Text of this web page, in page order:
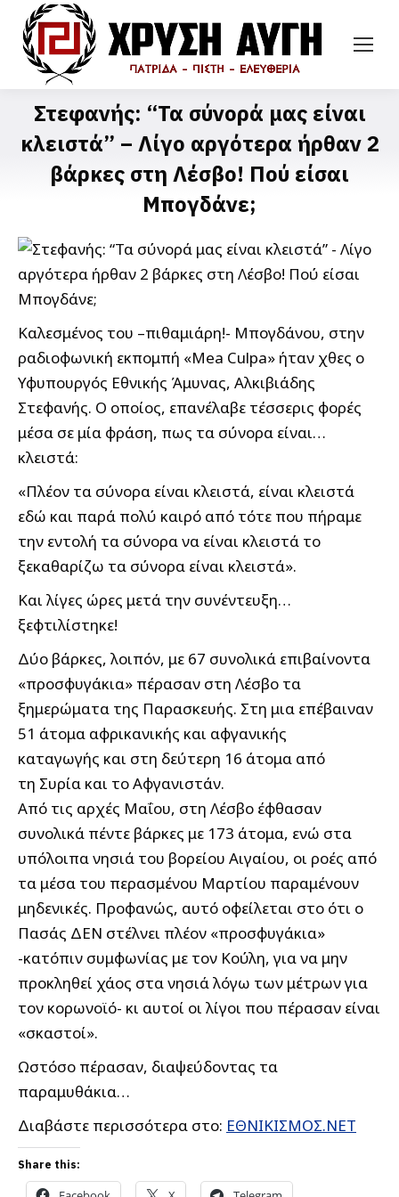
Στεφανής: “Τα σύνορά μας είναι
κλειστά” – Λίγο αργότερα ήρθαν 2
βάρκες στη Λέσβο! Πού είσαι
Μπογδάνε;
Καλεσμένος του –πιθαμιάρη!- Μπογδάνου, στην
ραδιοφωνική εκπομπή «Mea Culpa» ήταν χθες ο
Υφυπουργός Εθνικής Άμυνας, Αλκιβιάδης
Στεφανής. Ο οποίος, επανέλαβε τέσσερις φορές
μέσα σε μία φράση, πως τα σύνορα είναι…
κλειστά:
«Πλέον τα σύνορα είναι κλειστά, είναι κλειστά
εδώ και παρά πολύ καιρό από τότε που πήραμε
την εντολή τα σύνορα να είναι κλειστά το
ξεκαθαρίζω τα σύνορα είναι κλειστά».
Και λίγες ώρες μετά την συνέντευξη…
ξεφτιλίστηκε!
Δύο βάρκες, λοιπόν, με 67 συνολικά επιβαίνοντα
«προσφυγάκια» πέρασαν στη Λέσβο τα
ξημερώματα της Παρασκευής. Στη μια επέβαιναν
51 άτομα αφρικανικής και αφγανικής
καταγωγής και στη δεύτερη 16 άτομα από
τη Συρία και το Αφγανιστάν.
Από τις αρχές Μαΐου, στη Λέσβο έφθασαν
συνολικά πέντε βάρκες με 173 άτομα, ενώ στα
υπόλοιπα νησιά του βορείου Αιγαίου, οι ροές από
τα μέσα του περασμένου Μαρτίου παραμένουν
μηδενικές. Προφανώς, αυτό οφείλεται στο ότι ο
Πασάς ΔΕΝ στέλνει πλέον «προσφυγάκια»
-κατόπιν συμφωνίας με τον Κούλη, για να μην
προκληθεί χάος στα νησιά λόγω των μέτρων για
τον κορωνοϊό- κι αυτοί οι λίγοι που πέρασαν είναι
«σκαστοί».
Ωστόσο πέρασαν, διαψεύδοντας τα
παραμυθάκια…
Διαβάστε περισσότερα στο: ΕΘΝΙΚΙΣΜΟΣ.ΝΕΤ
Share this: